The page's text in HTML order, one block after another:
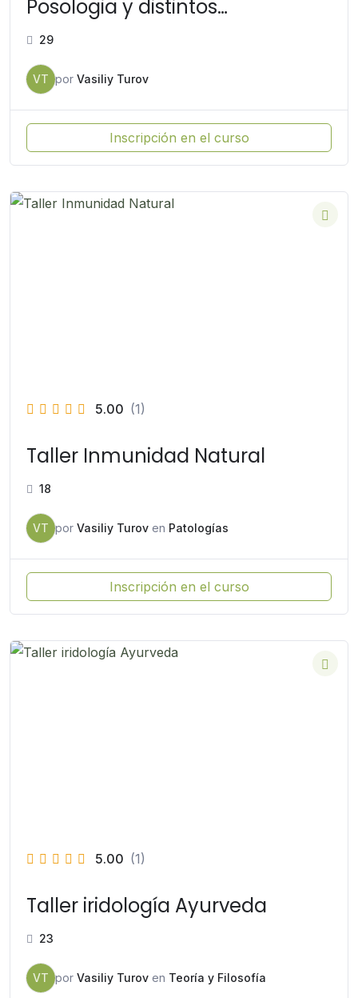
Posologia y distintos
compuestos
29
VT por Vasiliy Turov
Inscripción en el curso
5.00 (1)
Taller Inmunidad Natural
18
VT por Vasiliy Turov en Patologías
Inscripción en el curso
5.00 (1)
Taller iridología Ayurveda
23
VT por Vasiliy Turov en Teoría y Filosofía